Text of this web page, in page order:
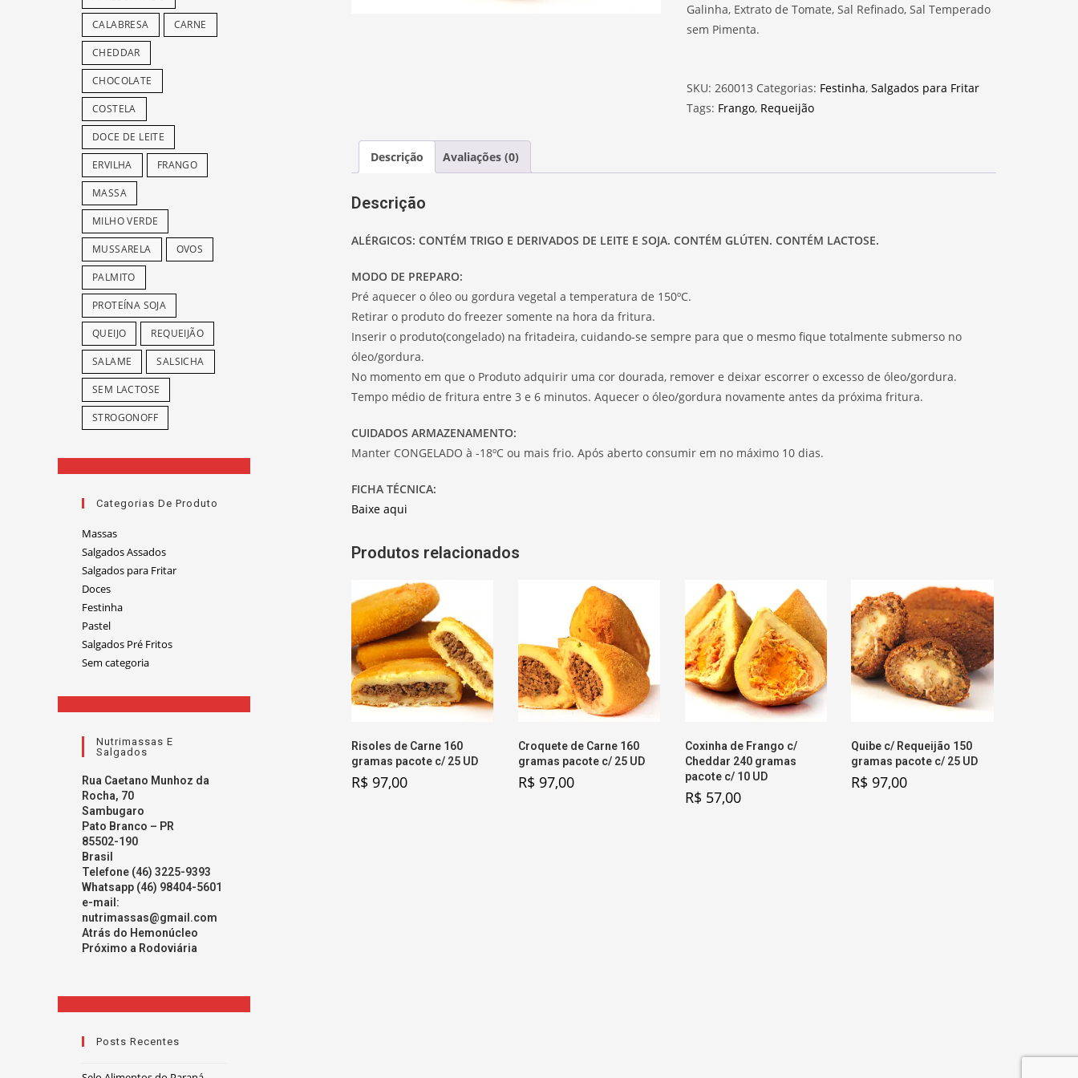
CALABRESA CARNE
CHEDDAR
CHOCOLATE
COSTELA
DOCE DE LEITE
ERVILHA FRANGO
MASSA
MILHO VERDE
MUSSARELA OVOS
PALMITO
PROTEÍNA SOJA
QUEIJO REQUEIJÃO
SALAME SALSICHA
SEM LACTOSE
STROGONOFF
Categorias De Produto
Massas
Salgados Assados
Salgados para Fritar
Doces
Festinha
Pastel
Salgados Pré Fritos
Sem categoria
Nutrimassas E
Salgados
Rua Caetano Munhoz da
Rocha, 70
Sambugaro
Pato Branco – PR
85502-190
Brasil
Telefone (46) 3225-9393
Whatsapp (46) 98404-5601
e-mail:
nutrimassas@gmail.com
Atrás do Hemonúcleo
Próximo a Rodoviária
Posts Recentes
Galinha, Extrato de Tomate, Sal Refinado, Sal Temperado
sem Pimenta.
SKU:260013 Categorias: Festinha,Salgados para Fritar
Tags: Frango, Requeijão
Descrição Avaliações (0)
Descrição
ALÉRGICOS: CONTÉM TRIGO E DERIVADOS DE LEITE E SOJA. CONTÉM GLÚTEN. CONTÉM LACTOSE.
MODO DE PREPARO:
Pré aquecer o óleo ou gordura vegetal a temperatura de 150ºC.
Retirar o produto do freezer somente na hora da fritura.
Inserir o produto(congelado) na fritadeira, cuidando-se sempre para que o mesmo fique totalmente submerso no
óleo/gordura.
No momento em que o Produto adquirir uma cor dourada, remover e deixar escorrer o excesso de óleo/gordura.
Tempo médio de fritura entre 3 e 6 minutos. Aquecer o óleo/gordura novamente antes da próxima fritura.
CUIDADOS ARMAZENAMENTO:
Manter CONGELADO à -18ºC ou mais frio. Após aberto consumir em no máximo 10 dias.
FICHA TÉCNICA:
Baixe aqui
Produtos relacionados
Risoles de Carne 160
gramas pacote c/ 25 UD
R$ 97,00
Croquete de Carne 160
gramas pacote c/ 25 UD
R$ 97,00
Coxinha de Frango c/
Cheddar 240 gramas
pacote c/ 10 UD
R$ 57,00
Quibe c/ Requeijão 150
gramas pacote c/ 25 UD
R$ 97,00